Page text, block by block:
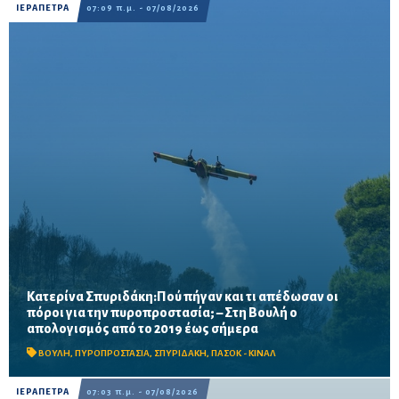
ΙΕΡΑΠΕΤΡΑ 07:09 π.μ. - 07/08/2026
Κατερίνα Σπυριδάκη:Πού πήγαν και τι απέδωσαν οι
πόροι για την πυροπροστασία; – Στη Βουλή ο
απολογισμός από το 2019 έως σήμερα
ΒΟΥΛΗ, ΠΥΡΟΠΡΟΣΤΑΣΙΑ, ΣΠΥΡΙΔΑΚΗ, ΠΑΣΟΚ - ΚΙΝΑΛ
Το ΠΑΣΟΚ ζητά πλήρη απολογισμό των χρηματοδοτήσεων από
το 2019, στοιχεία για τα προγράμματα «ΑΙΓΙΣ» και AntiNero,
καθώς και απαντήσεις για προσωπικό, οχήματα, ε...
ΙΕΡΑΠΕΤΡΑ 07:03 π.μ. - 07/08/2026